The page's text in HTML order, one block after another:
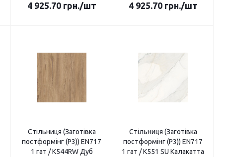
4 925.70грн./шт 4 925.70грн./шт
Стільниця (Заготівка
постформінг (P3)) EN717
1 гат / K544RW Дуб
Стільниця (Заготівка
постформінг (P3)) EN717
1 гат / K551 SU Калакатта